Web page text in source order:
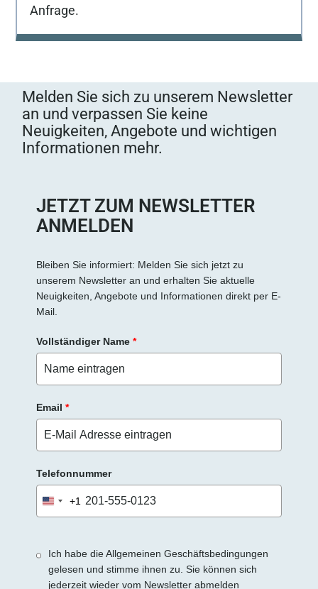
Anfrage.
Melden Sie sich zu unserem Newsletter
an und verpassen Sie keine
Neuigkeiten, Angebote und wichtigen
Informationen mehr.
JETZT ZUM NEWSLETTER
ANMELDEN
Bleiben Sie informiert: Melden Sie sich jetzt zu
unserem Newsletter an und erhalten Sie aktuelle
Neuigkeiten, Angebote und Informationen direkt per E-
Mail.
Vollständiger Name *
Email *
Telefonnummer
United
States
+1
Ich habe die Allgemeinen Geschäftsbedingungen
gelesen und stimme ihnen zu. Sie können sich
jederzeit wieder vom Newsletter abmelden